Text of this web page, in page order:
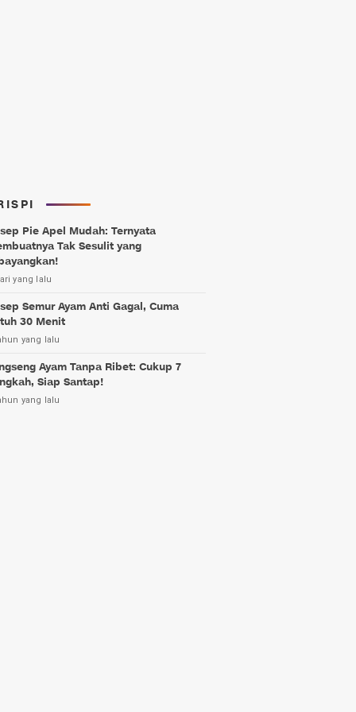
Pie Apel Mudah: Ternyata
Tak Sesulit yang
yang lalu
Semur Ayam Anti Gagal, Cuma
30 Menit
yang lalu
Ayam Tanpa Ribet: Cukup 7
Siap Santap!
yang lalu